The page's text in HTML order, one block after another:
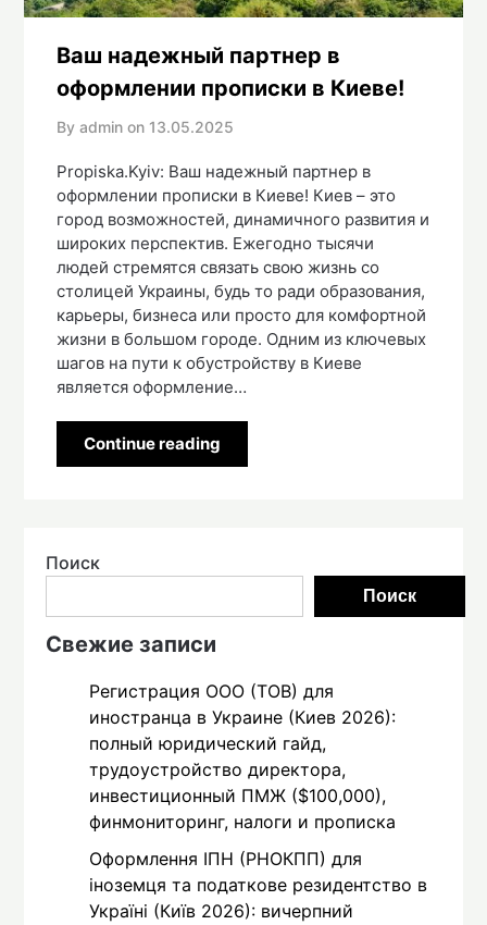
Ваш надежный партнер в
оформлении прописки в Киеве!
By admin on 13.05.2025
Propiska.Kyiv: Ваш надежный партнер в
оформлении прописки в Киеве! Киев – это
город возможностей, динамичного развития и
широких перспектив. Ежегодно тысячи
людей стремятся связать свою жизнь со
столицей Украины, будь то ради образования,
карьеры, бизнеса или просто для комфортной
жизни в большом городе. Одним из ключевых
шагов на пути к обустройству в Киеве
является оформление…
Continue reading
Поиск
Поиск
Свежие записи
Регистрация ООО (ТОВ) для
иностранца в Украине (Киев 2026):
полный юридический гайд,
трудоустройство директора,
инвестиционный ПМЖ ($100,000),
финмониторинг, налоги и прописка
Оформлення ІПН (РНОКПП) для
іноземця та податкове резидентство в
Україні (Київ 2026): вичерпний